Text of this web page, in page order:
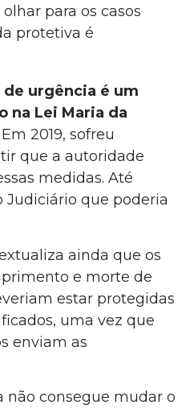
olhar para os casos
protetiva é
urgência é um
na Lei Maria da
Em 2019, sofreu
que a autoridade
medidas. Até
Judiciário que poderia
ainda que os
e morte de
estar protegidas
uma vez que
enviam as
não consegue mudar o